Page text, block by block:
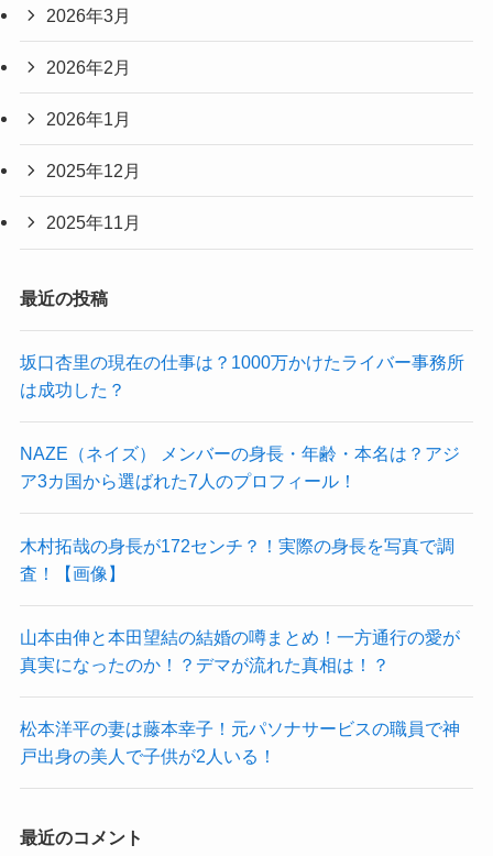
2026年3月
2026年2月
2026年1月
2025年12月
2025年11月
最近の投稿
坂口杏里の現在の仕事は？1000万かけたライバー事務所
は成功した？
NAZE（ネイズ） メンバーの身長・年齢・本名は？アジ
ア3カ国から選ばれた7人のプロフィール！
木村拓哉の身長が172センチ？！実際の身長を写真で調
査！【画像】
山本由伸と本田望結の結婚の噂まとめ！一方通行の愛が
真実になったのか！？デマが流れた真相は！？
松本洋平の妻は藤本幸子！元パソナサービスの職員で神
戸出身の美人で子供が2人いる！
最近のコメント